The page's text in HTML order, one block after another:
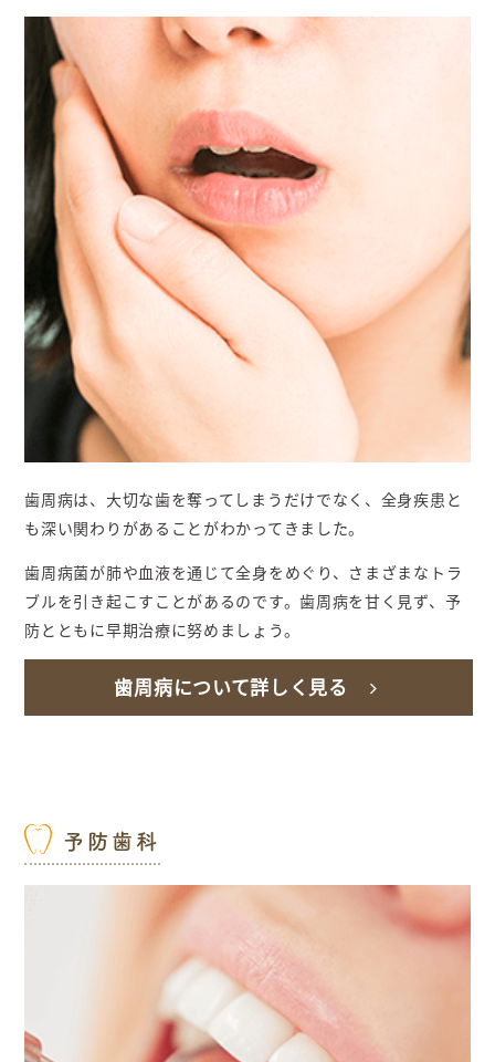
歯周病は、大切な歯を奪ってしまうだけでなく、全身疾患と
も深い関わりがあることがわかってきました。
歯周病菌が肺や血液を通じて全身をめぐり、さまざまなトラ
ブルを引き起こすことがあるのです。歯周病を甘く見ず、予
防とともに早期治療に努めましょう。
歯周病について詳しく見る
予防歯科